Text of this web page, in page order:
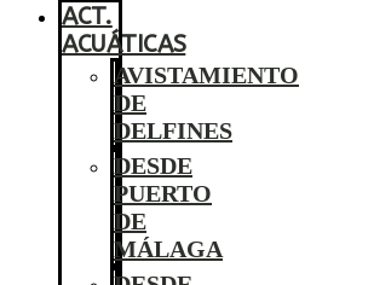
ACT.
ACUÁTICAS
AVISTAMIENTO
DE
DELFINES
DESDE
PUERTO
DE
MÁLAGA